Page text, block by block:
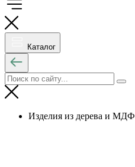
Каталог
Изделия из дерева и МДФ